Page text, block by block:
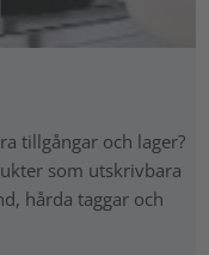
tillgångar och lager?
som utskrivbara
hårda taggar och